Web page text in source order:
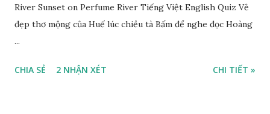
River Sunset on Perfume River Tiếng Việt English Quiz Vẻ
đẹp thơ mộng của Huế lúc chiều tà Bấm để nghe đọc Hoàng
...
CHIA SẺ 2 NHẬN XÉT CHI TIẾT »